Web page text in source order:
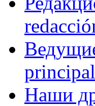
Наши